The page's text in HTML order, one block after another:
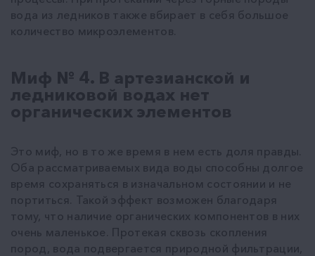
вода из ледников также вбирает в себя большое
количество микроэлементов.
Миф № 4. В артезианской и
ледниковой водах нет
органических элементов
Это миф, но в то же время в нем есть доля правды.
Оба рассматриваемых вида воды способны долгое
время сохраняться в изначальном состоянии и не
портиться. Такой эффект возможен благодаря
тому, что наличие органических компонентов в них
очень маленькое. Протекая сквозь скопления
пород, вода подвергается природной фильтрации,